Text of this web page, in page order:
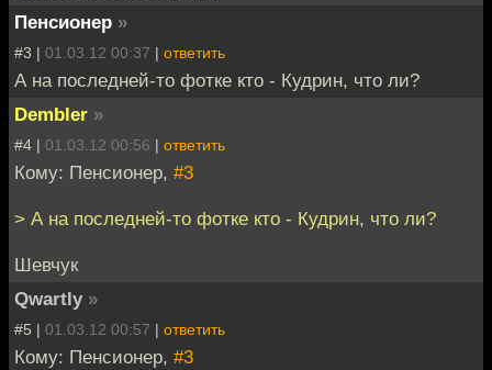
Пенсионер »
#3 | 01.03.12 00:37 | ответить
А на последней-то фотке кто - Кудрин, что ли?
Dembler »
#4 | 01.03.12 00:56 | ответить
Кому: Пенсионер, #3
> А на последней-то фотке кто - Кудрин, что ли?
Шевчук
Qwartly »
#5 | 01.03.12 00:57 | ответить
Кому: Пенсионер, #3